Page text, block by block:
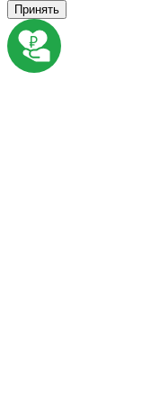
Принять